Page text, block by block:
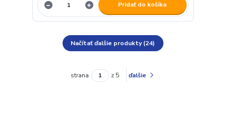
Pridať do košíka
Načítať ďalšie produkty (24)
strana z 5 ďalšie